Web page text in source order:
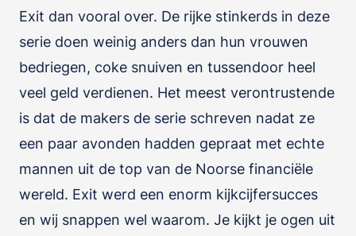
Exit dan vooral over. De rijke stinkerds in deze
serie doen weinig anders dan hun vrouwen
bedriegen, coke snuiven en tussendoor heel
veel geld verdienen. Het meest verontrustende
is dat de makers de serie schreven nadat ze
een paar avonden hadden gepraat met echte
mannen uit de top van de Noorse financiële
wereld. Exit werd een enorm kijkcijfersucces
en wij snappen wel waarom. Je kijkt je ogen uit